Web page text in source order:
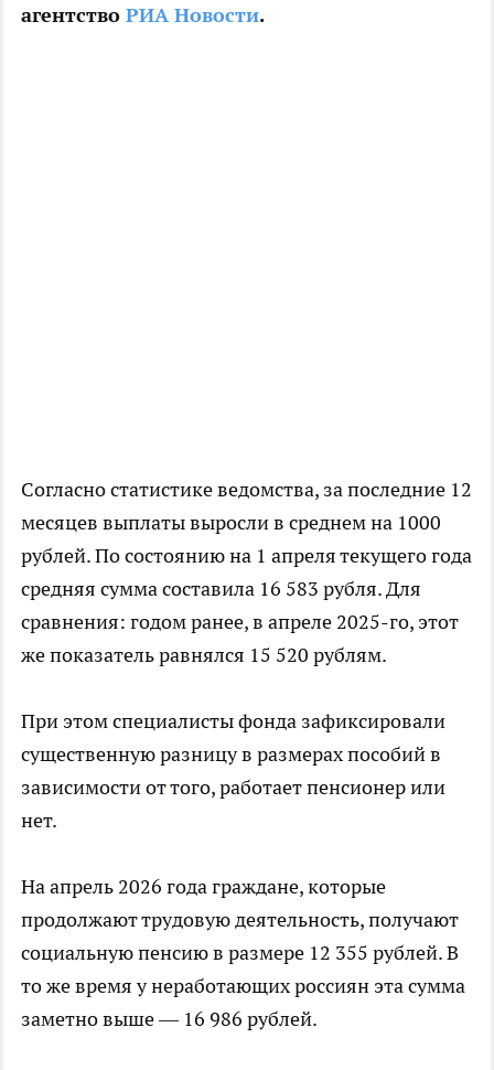
агентство РИА Новости.
Согласно статистике ведомства, за последние 12
месяцев выплаты выросли в среднем на 1000
рублей. По состоянию на 1 апреля текущего года
средняя сумма составила 16 583 рубля. Для
сравнения: годом ранее, в апреле 2025-го, этот
же показатель равнялся 15 520 рублям.
При этом специалисты фонда зафиксировали
существенную разницу в размерах пособий в
зависимости от того, работает пенсионер или
нет.
На апрель 2026 года граждане, которые
продолжают трудовую деятельность, получают
социальную пенсию в размере 12 355 рублей. В
то же время у неработающих россиян эта сумма
заметно выше — 16 986 рублей.